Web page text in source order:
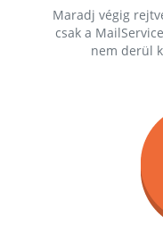
Maradj végig
csak a
nem derül